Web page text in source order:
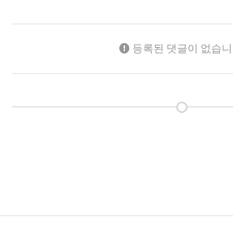
등록된 댓글이 없습니